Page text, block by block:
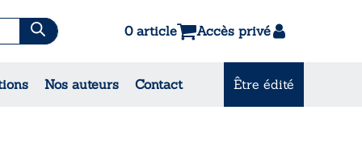
0 article Accès privé
Nos auteurs Contact Être édité